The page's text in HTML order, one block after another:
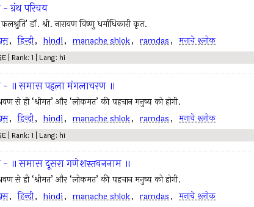
ग्रंथ परिचय
डॉ. श्री. नारायण विष्णु धर्माधिकारी कृत.
, हिन्दी, hindi, manache shlok, ramdas, मनाचे श्लोक
| Rank: 1 | Lang: hi
- ॥ समास पहला मंगलाचरण ॥
से ही ‘श्रीमत’ और ‘लोकमत’ की पहचान मनुष्य को होगी.
, हिन्दी, hindi, manache shlok, ramdas, मनाचे श्लोक
| Rank: 1 | Lang: hi
- ॥ समास दूसरा गणेशस्तवननाम ॥
से ही ‘श्रीमत’ और ‘लोकमत’ की पहचान मनुष्य को होगी.
, हिन्दी, hindi, manache shlok, ramdas, मनाचे श्लोक